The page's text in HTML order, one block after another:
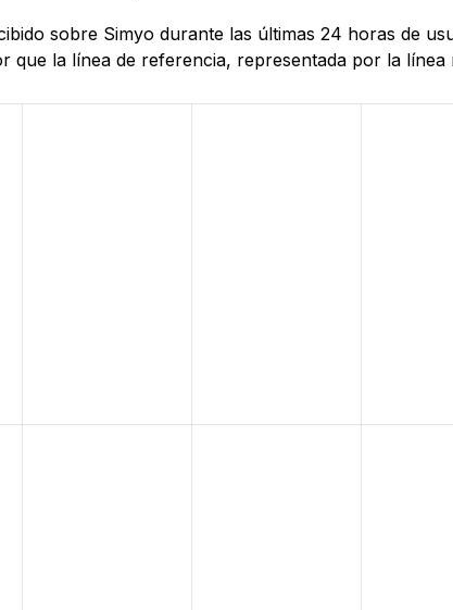
sobre Simyo durante las últimas 24 horas de
que la línea de referencia, representada por la línea